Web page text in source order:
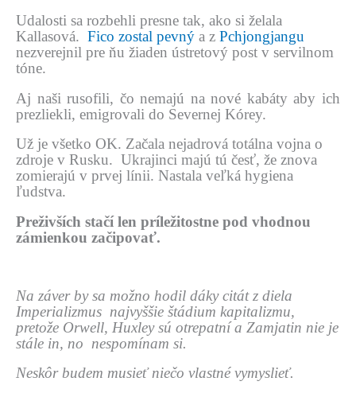
Udalosti sa rozbehli presne tak, ako si želala
Kallasová. Fico zostal pevný a z Pchjongjangu
nezverejnil pre ňu žiaden ústretový post v servilnom
tóne.
Aj naši rusofili, čo nemajú na nové kabáty aby ich
prezliekli, emigrovali do Severnej Kórey.
Už je všetko OK. Začala nejadrová totálna vojna o
zdroje v Rusku. Ukrajinci majú tú česť, že znova
zomierajú v prvej línii. Nastala veľká hygiena
ľudstva.
Preživších stačí len príležitostne pod vhodnou
zámienkou začipovať.
Na záver by sa možno hodil dáky citát z diela
Imperializmus najvyššie štádium kapitalizmu,
pretože Orwell, Huxley sú otrepatní a Zamjatin nie je
stále in, no nespomínam si.
Neskôr budem musieť niečo vlastné vymyslieť.